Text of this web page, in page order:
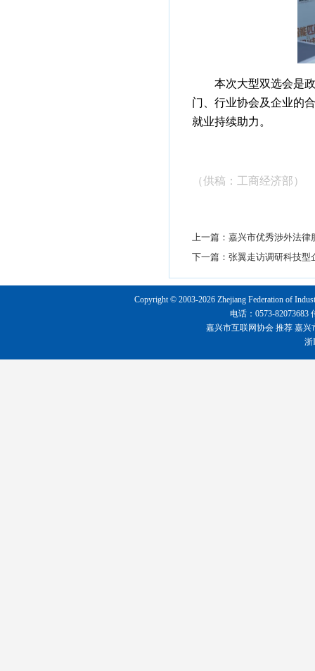
本次大型双选会是
门、行业协会及企业的
就业持续助力。
（供稿：工商经济部 ）
上一篇：嘉兴市优秀涉外法律
下一篇：张翼走访调研科技型
Copyright © 2003-2026 Zhejiang Federation of
电话：0573-82073683
嘉兴市互联网协会 推荐嘉兴
浙